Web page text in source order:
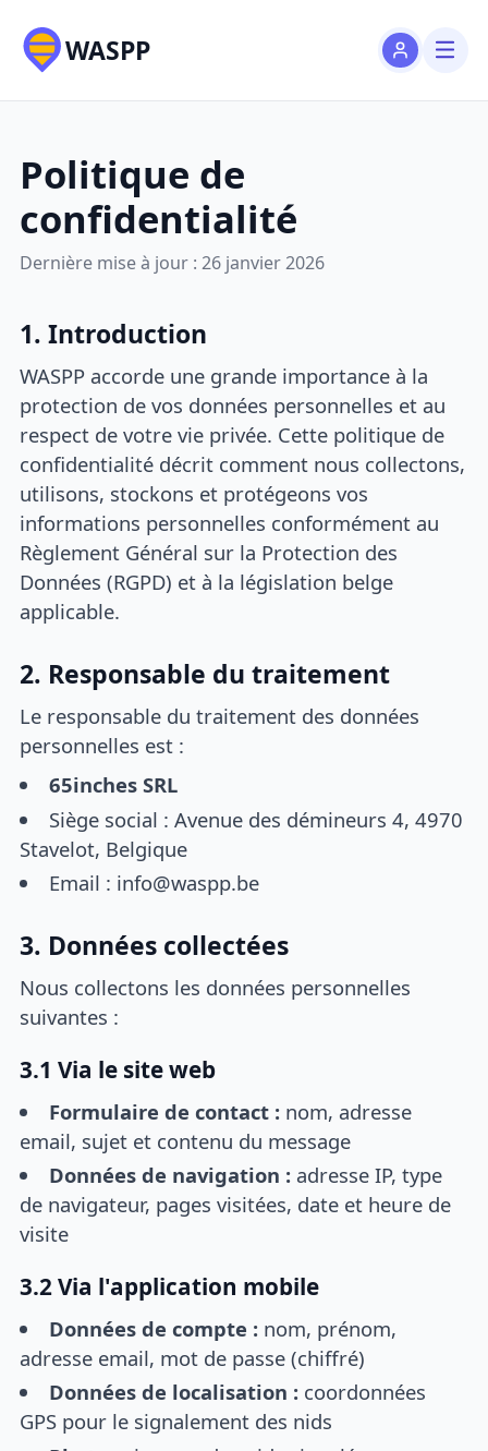
WASPP
Politique de
confidentialité
Dernière mise à jour : 26 janvier 2026
1. Introduction
WASPP accorde une grande importance à la
protection de vos données personnelles et au
respect de votre vie privée. Cette politique de
confidentialité décrit comment nous collectons,
utilisons, stockons et protégeons vos
informations personnelles conformément au
Règlement Général sur la Protection des
Données (RGPD) et à la législation belge
applicable.
2. Responsable du traitement
Le responsable du traitement des données
personnelles est :
65inches SRL
Siège social : Avenue des démineurs 4, 4970
Stavelot, Belgique
Email : info@waspp.be
3. Données collectées
Nous collectons les données personnelles
suivantes :
3.1 Via le site web
Formulaire de contact :nom, adresse
email, sujet et contenu du message
Données de navigation :adresse IP, type
de navigateur, pages visitées, date et heure de
visite
3.2 Via l'application mobile
Données de compte :nom, prénom,
adresse email, mot de passe (chiffré)
Données de localisation :coordonnées
GPS pour le signalement des nids